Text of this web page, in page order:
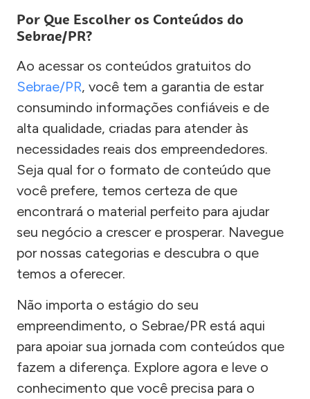
Por Que Escolher os Conteúdos do
Sebrae/PR?
Ao acessar os conteúdos gratuitos do
Sebrae/PR, você tem a garantia de estar
consumindo informações confiáveis e de
alta qualidade, criadas para atender às
necessidades reais dos empreendedores.
Seja qual for o formato de conteúdo que
você prefere, temos certeza de que
encontrará o material perfeito para ajudar
seu negócio a crescer e prosperar. Navegue
por nossas categorias e descubra o que
temos a oferecer.
Não importa o estágio do seu
empreendimento, o Sebrae/PR está aqui
para apoiar sua jornada com conteúdos que
fazem a diferença. Explore agora e leve o
conhecimento que você precisa para o